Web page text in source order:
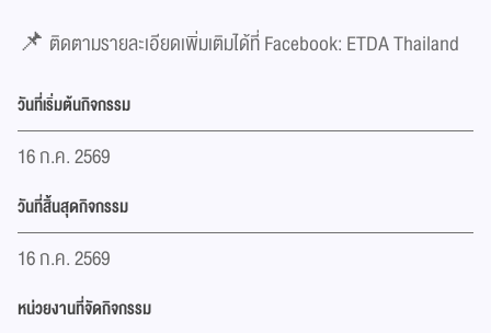
📌 ติดตามรายละเอียดเพิ่มเติมได้ที่ Facebook: ETDA Thailand
วันที่เริ่มต้นกิจกรรม
16 ก.ค. 2569
วันที่สิ้นสุดกิจกรรม
16 ก.ค. 2569
หน่วยงานที่จัดกิจกรรม